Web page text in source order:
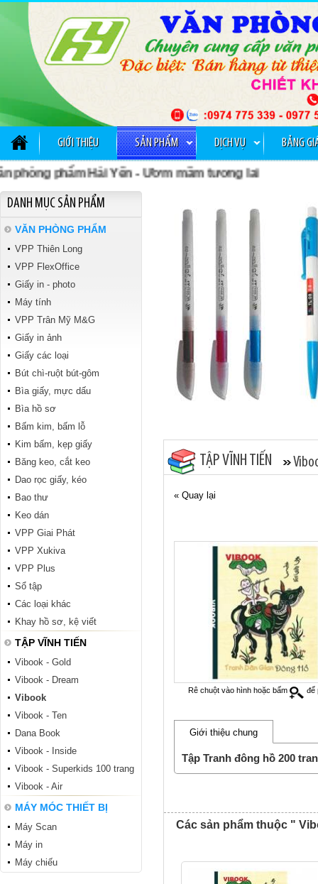
GIỚI THIỆU SẢN PHẨM DỊCH VỤ BẢNG
phẩm Hải Yến - Ươm mầm tương lai
DANH MỤC SẢN PHẨM
VĂN PHÒNG PHẨM
VPP Thiên Long
VPP FlexOffice
Giấy in - photo
Máy tính
VPP Trân Mỹ M&G
Giấy in ảnh
Giấy các loại
Bút chì-ruột bút-gôm
Bìa giấy, mực dấu
Bìa hồ sơ
Bấm kim, bấm lỗ
Kim bấm, kẹp giấy
Băng keo, cắt keo
Dao rọc giấy, kéo
Bao thư
Keo dán
VPP Giai Phát
VPP Xukiva
VPP Plus
Sổ tập
Các loại khác
Khay hồ sơ, kệ viết
TẬP VĨNH TIẾN
Vibook - Gold
Vibook - Dream
Vibook
Vibook - Ten
Dana Book
Vibook - Inside
Vibook - Superkids 100 trang
Vibook - Air
MÁY MÓC THIẾT BỊ
Máy Scan
Máy in
Máy chiếu
GỠ KIM BẤM TTH 029
Tập Tranh đông hồ 200 trang
ABC Hiệp Phong 96 trang
Conan 96 trang
Tập sinh viên TSV
TẬP VĨNH TIẾN
« Quay lại
Rê chuột vào hình hoặc bấm để
Giới thiệu chung
Tập Tranh đông hồ 200
Các sản phẩm thuộc "